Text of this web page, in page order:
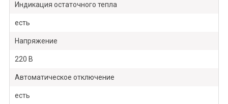
Индикация остаточного тепла
есть
Напряжение
220 В
Автоматическое отключение
есть